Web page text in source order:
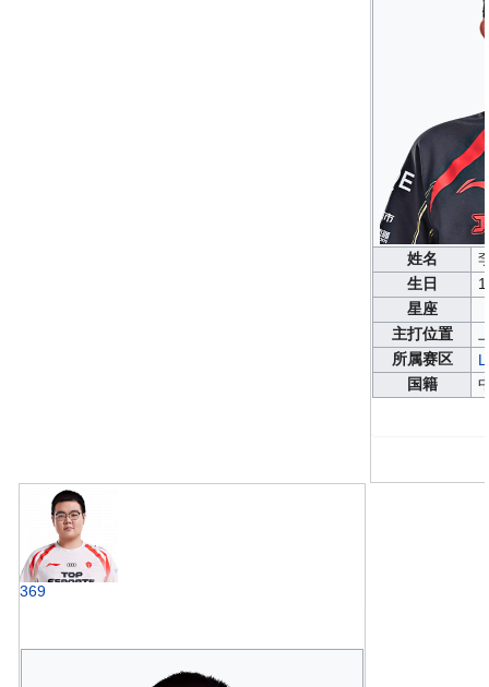
姓名
生日
星座
主打位置
所属赛区
国籍
369